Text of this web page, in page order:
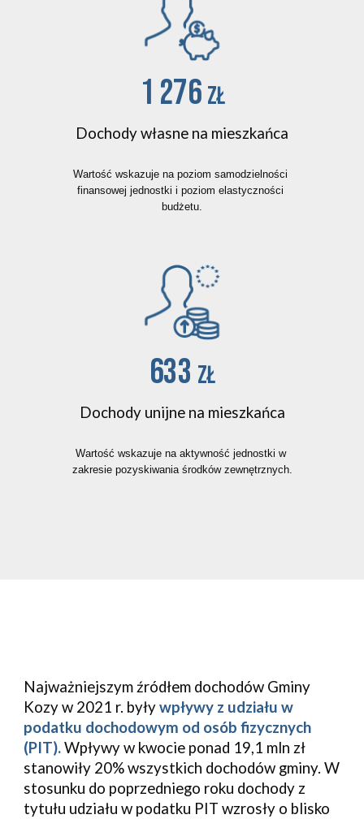
1 276 zł
Dochody własne na mieszkańca
Wartość wskazuje na poziom samodzielności
finansowej jednostki i poziom elastyczności
budżetu.
633 zł
Dochody unijne na mieszkańca
Wartość wskazuje na aktywność jednostki w
zakresie pozyskiwania środków zewnętrznych.
Kozy w 2021 r. były wpływy z udziału w
podatku dochodowym od osób fizycznych
(PIT). Wpływy w kwocie ponad 19,1 mln zł
stanowiły 20% wszystkich dochodów gminy. W
stosunku do poprzedniego roku dochody z
tytułu udziału w podatku PIT wzrosły o blisko